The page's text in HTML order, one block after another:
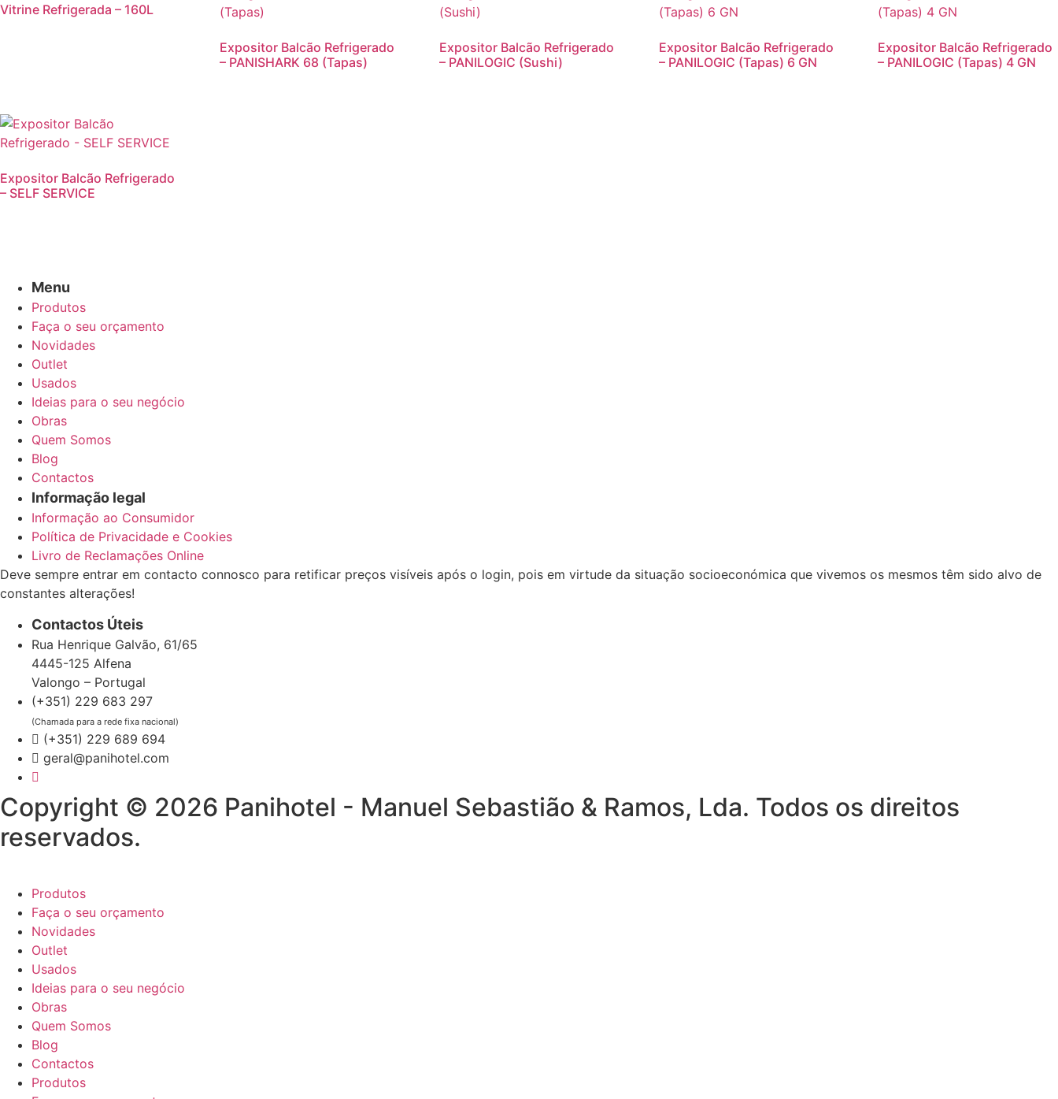
Vitrine Refrigerada – 160L
Expositor Balcão Refrigerado
– PANISHARK 68 (Tapas)
Expositor Balcão Refrigerado
– PANILOGIC (Sushi)
Expositor Balcão Refrigerado
– PANILOGIC (Tapas) 6 GN
Expositor Balcão Refrigerado
– PANILOGIC (Tapas) 4 GN
Expositor Balcão Refrigerado
– SELF SERVICE
Menu
Produtos
Faça o seu orçamento
Novidades
Outlet
Usados
Ideias para o seu negócio
Obras
Quem Somos
Blog
Contactos
Informação legal
Informação ao Consumidor
Política de Privacidade e Cookies
Livro de Reclamações Online
Deve sempre entrar em contacto connosco para retificar preços visíveis após o login, pois em virtude da situação socioeconómica que vivemos os mesmos têm sido alvo de
constantes alterações!
Contactos Úteis
Rua Henrique Galvão, 61/65
4445-125 Alfena
Valongo – Portugal
(+351) 229 683 297
(Chamada para a rede fixa nacional)
(+351) 229 689 694
geral@panihotel.com
Copyright © 2026 Panihotel - Manuel Sebastião & Ramos, Lda. Todos os direitos
reservados.
Produtos
Faça o seu orçamento
Novidades
Outlet
Usados
Ideias para o seu negócio
Obras
Quem Somos
Blog
Contactos
Produtos